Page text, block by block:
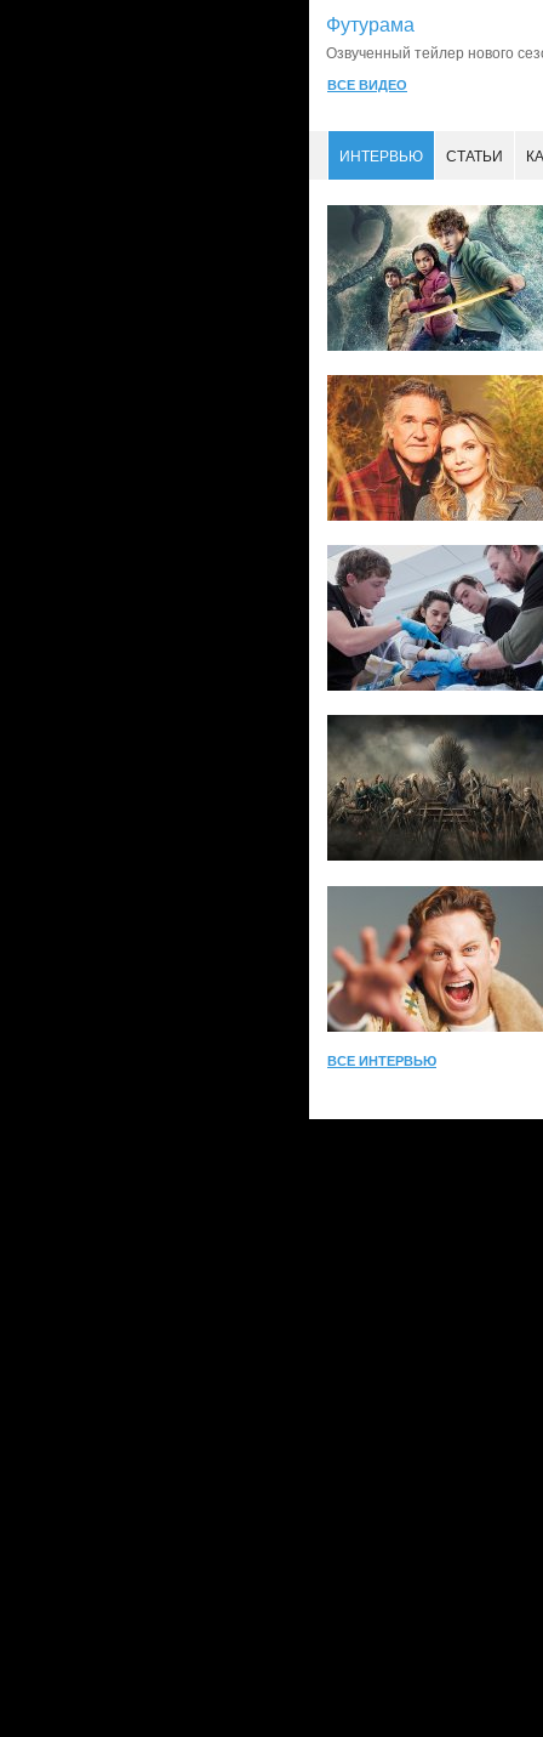
Футурама
Озвученный тейлер нового
ВСЕ ВИДЕО
ИНТЕРВЬЮ СТАТЬИ
ВСЕ ИНТЕРВЬЮ